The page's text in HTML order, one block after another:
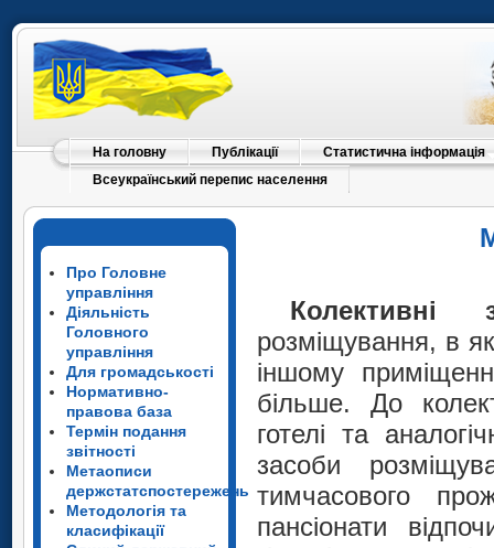
На головну Публікації
Статистична інформація
Всеукраїнський перепис населення
Про Головне
управління
Діяльність
Головного
управління
Для громадськості
Нормативно-
правова база
Термін подання
звітності
Метаописи
держстатспостережень
Методологія та
класифікації
Колективні
розміщування, в
іншому
більше. До
готелі та
засоби
тимчасового
пансіонати